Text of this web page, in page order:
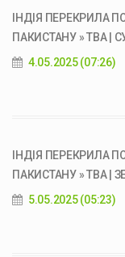
ІНДІЯ ПЕРЕКРИЛА
ПАКИСТАНУ » ТВА |
4.05.2025 (07:26)
ІНДІЯ ПЕРЕКРИЛА
ПАКИСТАНУ » ТВА |
5.05.2025 (05:23)